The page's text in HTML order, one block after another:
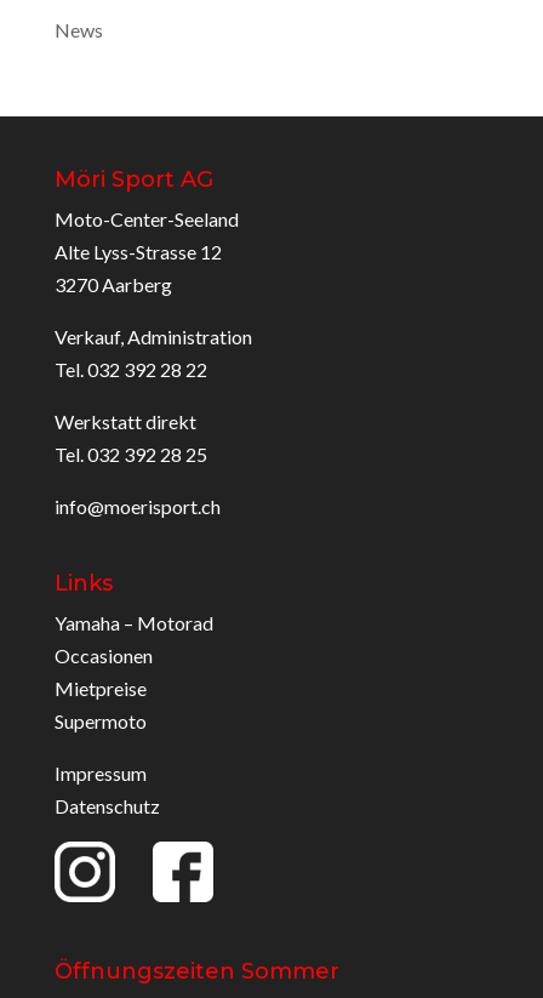
News
Möri Sport AG
Moto-Center-Seeland
Alte Lyss-Strasse 12
3270 Aarberg
Verkauf, Administration
Tel. 032 392 28 22
Werkstatt direkt
Tel. 032 392 28 25
info@moerisport.ch
Links
Yamaha – Motorad
Occasionen
Mietpreise
Supermoto
Impressum
Datenschutz
Öffnungszeiten Sommer